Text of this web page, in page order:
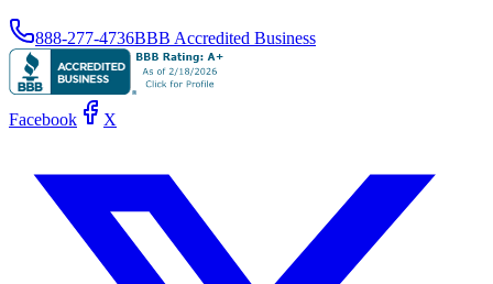
888-277-4736BBB Accredited Business
Facebook X